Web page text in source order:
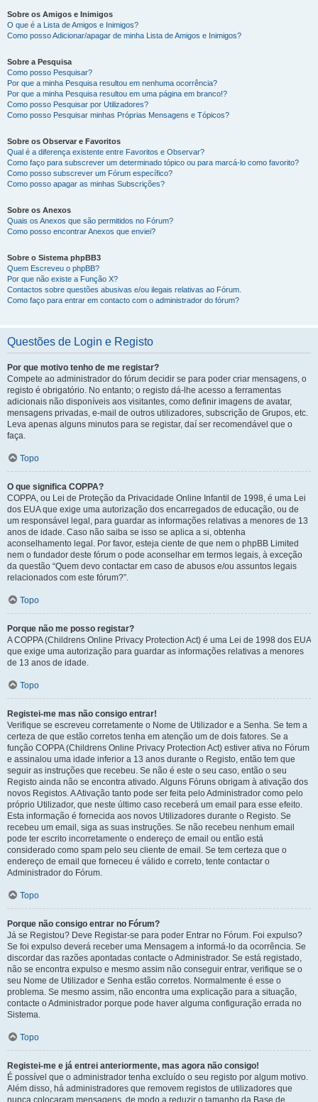
Sobre os Amigos e Inimigos
O que é a Lista de Amigos e Inimigos?
Como posso Adicionar/apagar de minha Lista de Amigos e Inimigos?
Sobre a Pesquisa
Como posso Pesquisar?
Por que a minha Pesquisa resultou em nenhuma ocorrência?
Por que a minha Pesquisa resultou em uma página em branco!?
Como posso Pesquisar por Utilizadores?
Como posso Pesquisar minhas Próprias Mensagens e Tópicos?
Sobre os Observar e Favoritos
Qual é a diferença existente entre Favoritos e Observar?
Como faço para subscrever um determinado tópico ou para marcá-lo como favorito?
Como posso subscrever um Fórum específico?
Como posso apagar as minhas Subscrições?
Sobre os Anexos
Quais os Anexos que são permitidos no Fórum?
Como posso encontrar Anexos que enviei?
Sobre o Sistema phpBB3
Quem Escreveu o phpBB?
Por que não existe a Função X?
Contactos sobre questões abusivas e/ou ilegais relativas ao Fórum.
Como faço para entrar em contacto com o administrador do fórum?
Questões de Login e Registo
Por que motivo tenho de me registar?
Compete ao administrador do fórum decidir se para poder criar mensagens, o
registo é obrigatório. No entanto; o registo dá-lhe acesso a ferramentas
adicionais não disponíveis aos visitantes, como definir imagens de avatar,
mensagens privadas, e-mail de outros utilizadores, subscrição de Grupos, etc.
Leva apenas alguns minutos para se registar, daí ser recomendável que o
faça.
Topo
O que significa COPPA?
COPPA, ou Lei de Proteção da Privacidade Online Infantil de 1998, é uma Lei
dos EUA que exige uma autorização dos encarregados de educação, ou de
um responsável legal, para guardar as informações relativas a menores de 13
anos de idade. Caso não saiba se isso se aplica a si, obtenha
aconselhamento legal. Por favor, esteja ciente de que nem o phpBB Limited
nem o fundador deste fórum o pode aconselhar em termos legais, à exceção
da questão “Quem devo contactar em caso de abusos e/ou assuntos legais
relacionados com este fórum?”.
Topo
Porque não me posso registar?
A COPPA (Childrens Online Privacy Protection Act) é uma Lei de 1998 dos EUA
que exige uma autorização para guardar as informações relativas a menores
de 13 anos de idade.
Topo
Registei-me mas não consigo entrar!
Verifique se escreveu corretamente o Nome de Utilizador e a Senha. Se tem a
certeza de que estão corretos tenha em atenção um de dois fatores. Se a
função COPPA (Childrens Online Privacy Protection Act) estiver ativa no Fórum
e assinalou uma idade inferior a 13 anos durante o Registo, então tem que
seguir as instruções que recebeu. Se não é este o seu caso, então o seu
Registo ainda não se encontra ativado. Alguns Fóruns obrigam à ativação dos
novos Registos. A Ativação tanto pode ser feita pelo Administrador como pelo
próprio Utilizador, que neste último caso receberá um email para esse efeito.
Esta informação é fornecida aos novos Utilizadores durante o Registo. Se
recebeu um email, siga as suas instruções. Se não recebeu nenhum email
pode ter escrito incorretamente o endereço de email ou então está
considerado como spam pelo seu cliente de email. Se tem certeza que o
endereço de email que forneceu é válido e correto, tente contactar o
Administrador do Fórum.
Topo
Porque não consigo entrar no Fórum?
Já se Registou? Deve Registar-se para poder Entrar no Fórum. Foi expulso?
Se foi expulso deverá receber uma Mensagem a informá-lo da ocorrência. Se
discordar das razões apontadas contacte o Administrador. Se está registado,
não se encontra expulso e mesmo assim não conseguir entrar, verifique se o
seu Nome de Utilizador e Senha estão corretos. Normalmente é esse o
problema. Se mesmo assim, não encontra uma explicação para a situação,
contacte o Administrador porque pode haver alguma configuração errada no
Sistema.
Topo
Registei-me e já entrei anteriormente, mas agora não consigo!
É possível que o administrador tenha excluído o seu registo por algum motivo.
Além disso, há administradores que removem registos de utilizadores que
nunca colocaram mensagens, de modo a reduzir o tamanho da Base de